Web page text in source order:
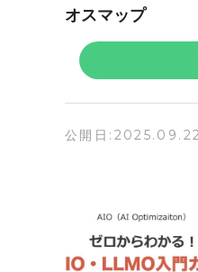
オスマップ
公開日